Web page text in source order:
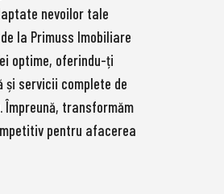
nevoilor tale
la Primuss Imobiliare
optime, oferindu-ți
servicii complete de
transformăm
pentru afacerea